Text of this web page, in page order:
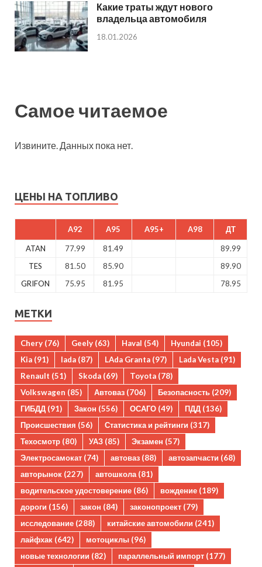
Какие траты ждут нового
владельца автомобиля
18.01.2026
Самое читаемое
Извините. Данных пока нет.
ЦЕНЫ НА ТОПЛИВО
A92 A95 A95+ A98 ДТ
ATAN 77.99 81.49
89.99
TES
81.50 85.90
89.90
GRIFON
75.95 81.95 78.95
МЕТКИ
Chery (76) Geely (63) Haval (54) Hyundai (105)
Kia (91) lada (87) LAda Granta (97) Lada Vesta (91)
Renault (51) Skoda (69) Toyota (78)
Volkswagen (85) Автоваз (706) Безопасность (209)
ГИБДД (91) Закон (556) ОСАГО (49) ПДД (136)
Происшествия (56) Статистика и рейтинги (317)
Техосмотр (80) УАЗ (85) Экзамен (57)
Электросамокат (74) автоваз (88) автозапчасти (68)
авторынок (227) автошкола(81)
водительское удостоверение (86) вождение (189)
дороги (156) закон (84) законопроект (79)
исследование (288) китайские автомобили (241)
лайфхак (642) мотоциклы (96)
новые технологии (82) параллельный импорт (177)